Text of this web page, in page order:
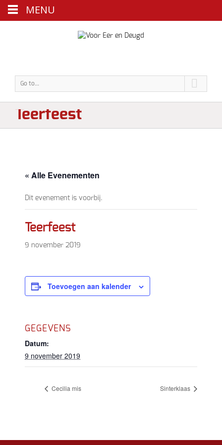
Go to...
Teerfeest
« Alle Evenementen
Dit evenement is voorbij.
Teerfeest
9 november 2019
Toevoegen aan kalender
GEGEVENS
Datum:
9 november 2019
Cecilia mis Sinterklaas
MENU